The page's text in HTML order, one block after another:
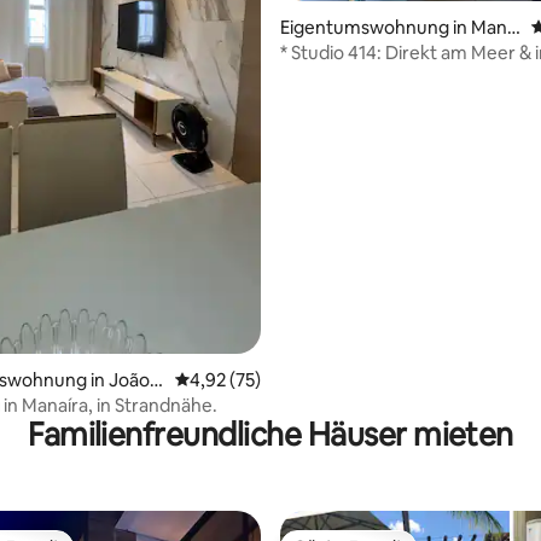
4,95 von 5, 210 Bewertungen
in João P Durchschnittliche Bewertung: 4,92 von 5,
4,92 (75)
Manaíra, in Strandnähe.
Eigentumswohnung in Manaí
ra
* Studio 414: Direkt am Meer &
Familienfreundliche Häuser mieten